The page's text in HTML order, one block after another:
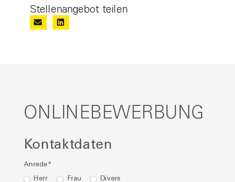
Stellenangebot teilen
ONLINEBEWERBUNG
Kontaktdaten
Anrede*
Herr
Frau Divers